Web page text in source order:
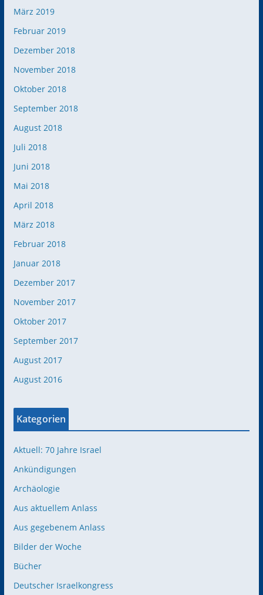
März 2019
Februar 2019
Dezember 2018
November 2018
Oktober 2018
September 2018
August 2018
Juli 2018
Juni 2018
Mai 2018
April 2018
März 2018
Februar 2018
Januar 2018
Dezember 2017
November 2017
Oktober 2017
September 2017
August 2017
August 2016
Kategorien
Aktuell: 70 Jahre Israel
Ankündigungen
Archäologie
Aus aktuellem Anlass
Aus gegebenem Anlass
Bilder der Woche
Bücher
Deutscher Israelkongress